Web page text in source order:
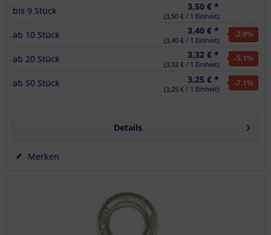
bis 9 Stück 3,50 € *
(3,50 € / 1 Einheit)
ab 10 Stück 3,40 € *
(3,40 € / 1 Einheit)
-2.9%
ab 20 Stück 3,32 € *
(3,32 € / 1 Einheit)
-5.1%
ab 50 Stück 3,25 € *
(3,25 € / 1 Einheit)
-7.1%
Details
Merken